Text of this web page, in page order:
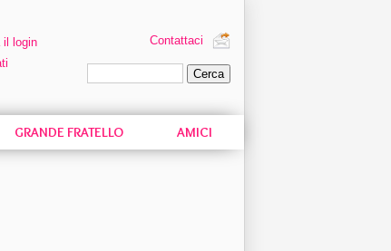
il login
Contattaci
GRANDE FRATELLO AMICI